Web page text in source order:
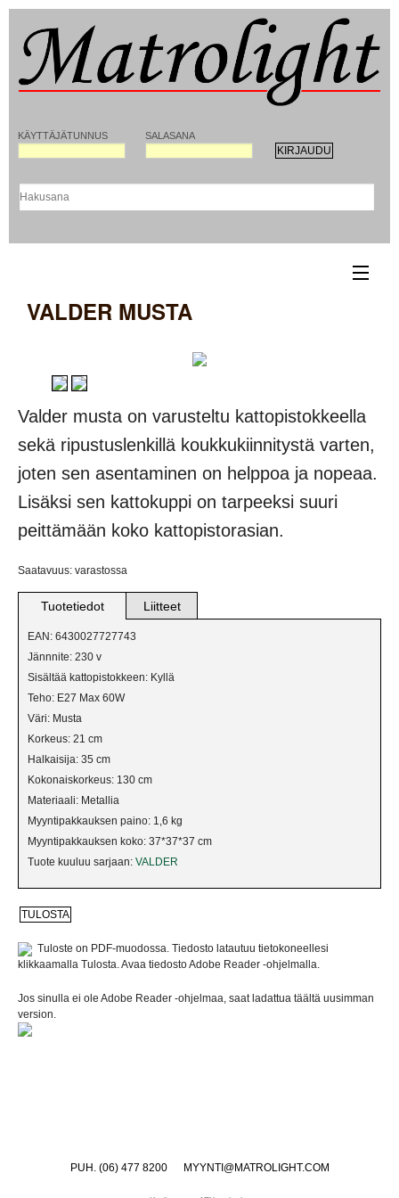
KÄYTTÄJÄTUNNUS SALASANA
ETUSIVU
REKISTERÖITYMINEN MATROLIGHT-
VERKKOKAUPPAAN
BILJARDIVALAISIMET
KANGASVALAISIMET
KATTO- JA PALLOVALAISIMET
KRISTALLIVALAISIMET
KRUUNUT
LATTIAVALAISIMET
PLAFONDIT
PÖYTÄVALAISIMET
RIPUSTETTAVAT VALAISIMET
SEINÄVALAISIMET
VALDER MUSTA
Valder musta on varusteltu kattopistokkeella
sekä ripustuslenkillä koukkukiinnitystä varten,
joten sen asentaminen on helppoa ja nopeaa.
Lisäksi sen kattokuppi on tarpeeksi suuri
peittämään koko kattopistorasian.
Saatavuus: varastossa
Tuotetiedot Liitteet
EAN: 6430027727743
Jännnite: 230 v
Sisältää kattopistokkeen: Kyllä
Teho: E27 Max 60W
Väri: Musta
Korkeus: 21 cm
Halkaisija: 35 cm
Kokonaiskorkeus: 130 cm
Materiaali: Metallia
Myyntipakkauksen paino: 1,6 kg
Myyntipakkauksen koko: 37*37*37 cm
Tuote kuuluu sarjaan: VALDER
Tuloste on PDF-muodossa. Tiedosto latautuu tietokoneellesi
klikkaamalla Tulosta. Avaa tiedosto Adobe Reader -ohjelmalla.
Jos sinulla ei ole Adobe Reader -ohjelmaa, saat ladattua täältä uusimman
version.
PUH. (06) 477 8200 MYYNTI@MATROLIGHT.COM